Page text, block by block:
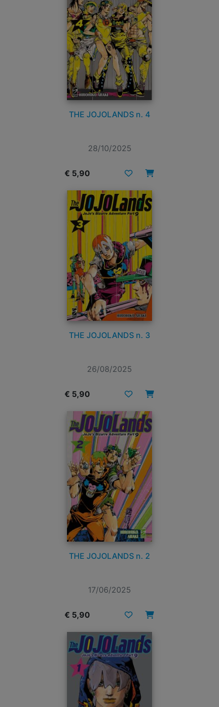
THE JOJOLANDS n. 4
28/10/2025
€ 5,90
THE JOJOLANDS n. 3
26/08/2025
€ 5,90
THE JOJOLANDS n. 2
17/06/2025
€ 5,90